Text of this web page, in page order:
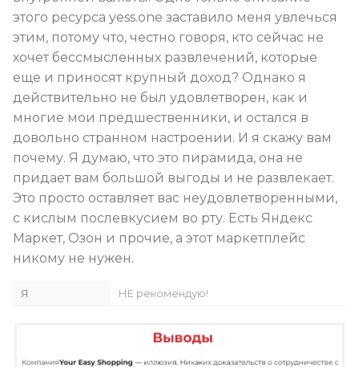
этого ресурса yess.one заставило меня увлечься
этим, потому что, честно говоря, кто сейчас не
хочет бессмысленных развлечений, которые
еще и приносят крупный доход? Однако я
действительно не был удовлетворен, как и
многие мои предшественники, и остался в
довольно странном настроении. И я скажу вам
почему. Я думаю, что это пирамида, она не
придает вам большой выгоды и не развлекает.
Это просто оставляет вас неудовлетворенными,
с кислым послевкусием во рту. Есть Яндекс
Маркет, Озон и прочие, а этот маркетплейс
никому не нужен.
Я НЕ рекомендую!